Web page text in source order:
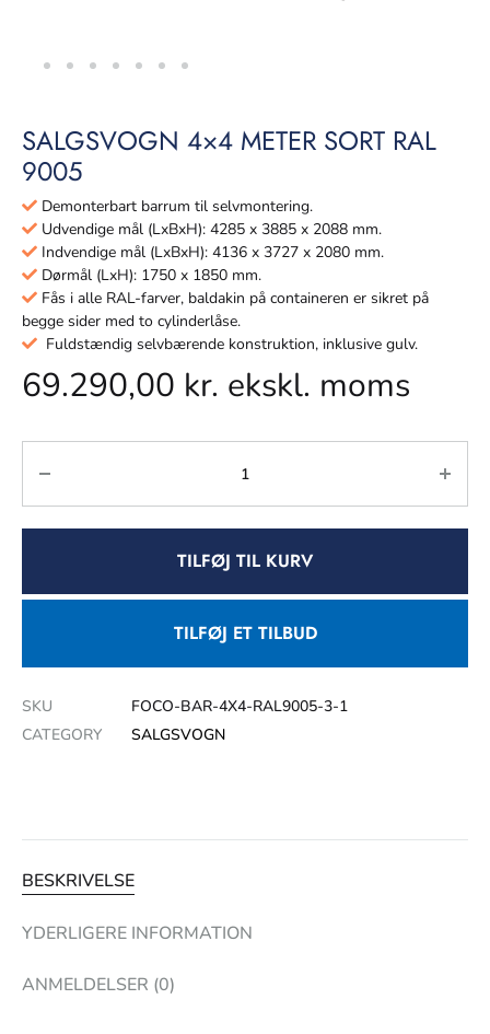
SALGSVOGN 4×4 METER SORT RAL
9005
Demonterbart barrum til selvmontering.
Udvendige mål (LxBxH): 4285 x 3885 x 2088 mm.
Indvendige mål (LxBxH): 4136 x 3727 x 2080 mm.
Dørmål (LxH): 1750 x 1850 mm.
Fås i alle RAL-farver, baldakin på containeren er sikret på
begge sider med to cylinderlåse.
Fuldstændig selvbærende konstruktion, inklusive gulv.
69.290,00 kr. ekskl. moms
TILFØJ TIL KURV
TILFØJ ET TILBUD
SKU
FOCO-BAR-4X4-RAL9005-3-1
CATEGORY
SALGSVOGN
BESKRIVELSE
YDERLIGERE INFORMATION
ANMELDELSER (0)